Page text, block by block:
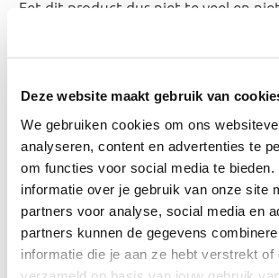
Deze website maakt gebruik van
We gebruiken cookies om ons
analyseren, content en advertenties te
om functies voor social media te bieden.
informatie over je gebruik van onze site
partners voor analyse, social media en
partners kunnen de gegevens
informatie die je aan ze hebt verstrekt of
Eet dit product dus niet te veel en
Wat kan ik eten?
App ZwangerHap